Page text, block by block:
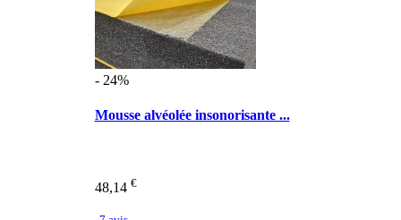
- 24%
Mousse alvéolée insonorisante ...
48,14 €